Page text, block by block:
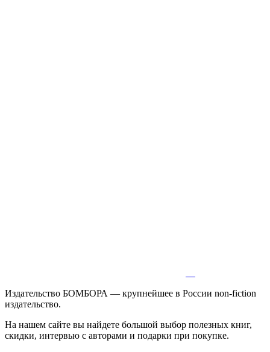
Издательство БОМБОРА — крупнейшее в России non-fiction
издательство.
На нашем сайте вы найдете большой выбор полезных книг,
скидки, интервью с авторами и подарки при покупке.